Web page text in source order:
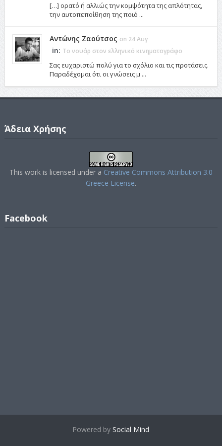
[…] ορατό ή αλλιώς την κομψότητα της απλότητας,
την αυτοπεποίθηση της ποιό ...
Αντώνης Ζαούτσος on 24 Αυγ
in: Το νουάρ στον ελληνικό κινηματογράφο
Σας ευχαριστώ πολύ για το σχόλιο και τις προτάσεις.
Παραδέχομαι ότι οι γνώσεις μ ...
Άδεια Χρήσης
This work is licensed under a Creative Commons Attribution 3.0
Greece License.
Facebook
Powered bySocial Mind